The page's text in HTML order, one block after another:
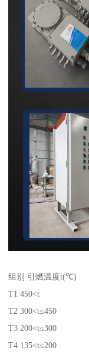
组别 引燃温度t(℃)
T1 450<t
T2 300<t≤450
T3 200<t≤300
T4 135<t≤200